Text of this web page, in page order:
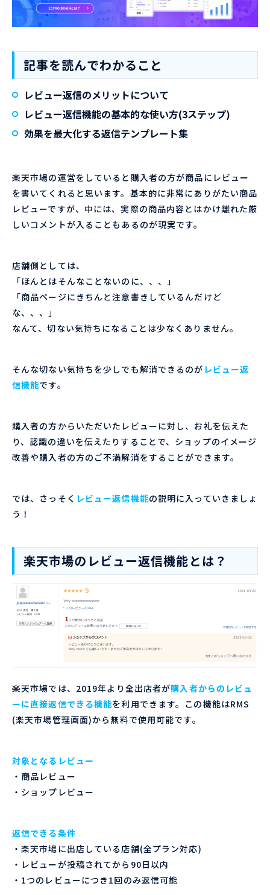
記事を読んでわかること
レビュー返信のメリットについて
レビュー返信機能の基本的な使い方(3ステップ)
効果を最大化する返信テンプレート集
楽天市場の運営をしていると購入者の方が商品にレビュー
を書いてくれると思います。基本的に非常にありがたい商品
レビューですが、中には、実際の商品内容とはかけ離れた厳
しいコメントが入ることもあるのが現実です。
店舗側としては、
「ほんとはそんなことないのに、、、」
「商品ページにきちんと注意書きしているんだけど
な、、、」
なんて、切ない気持ちになることは少なくありません。
そんな切ない気持ちを少しでも解消できるのが レビュー返
信機能です。
購入者の方からいただいたレビューに対し、お礼を伝えた
り、認識の違いを伝えたりすることで、ショップのイメージ
改善や購入者の方のご不満解消をすることができます。
では、さっそく レビュー返信機能の説明に入っていきましょ
う！
楽天市場のレビュー返信機能とは？
楽天市場では、2019年より全出店者が購入者からのレビュ
ーに直接返信できる機能を利用できます。この機能はRMS
(楽天市場管理画面)から無料で使用可能です。
対象となるレビュー
・商品レビュー
・ショップレビュー
返信できる条件
・楽天市場に出店している店舗(全プラン対応)
・レビューが投稿されてから90日以内
・1つのレビューにつき1回のみ返信可能